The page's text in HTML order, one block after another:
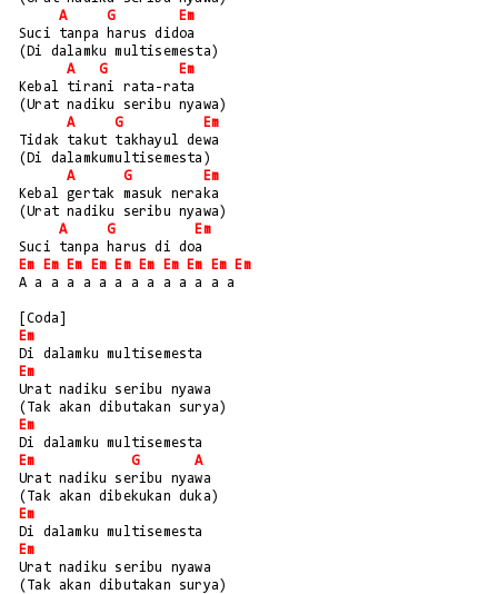
A
G
Em
Suci tanpa harus didoa
(Di dalamku multisemesta)
A
G
Em
Kebal tirani rata-rata
(Urat nadiku seribu nyawa)
A
G
Em
Tidak takut takhayul dewa
(Di dalamkumultisemesta)
A
G
Em
Kebal gertak masuk neraka
(Urat nadiku seribu nyawa)
A
G
Em
Suci tanpa harus di doa
Em
Em Em Em Em Em Em Em Em
Em
A a a a a a a a a a a a a a
[Coda]
Em
Di dalamku multisemesta
Em
Urat nadiku seribu nyawa
(Tak akan dibutakan surya)
Em
Di dalamku multisemesta
Em
G
A
Urat nadiku seribu nyawa
(Tak akan dibekukan duka)
Em
Di dalamku multisemesta
Em
Urat nadiku seribu nyawa
(Tak akan dibutakan surya)